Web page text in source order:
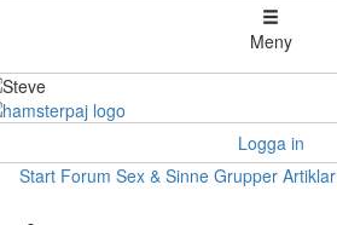
Meny
Logga in
Start Forum Sex & Sinne Grupper Artiklar